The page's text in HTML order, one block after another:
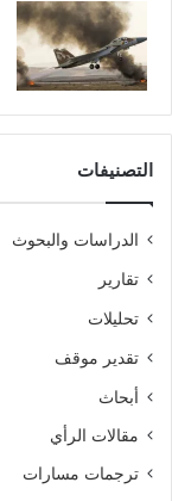
التصنيفات
الدراسات والبحوث
تقارير
تحليلات
تقدير موقف
أبحاث
مقالات الرأي
ترجمات مسارات